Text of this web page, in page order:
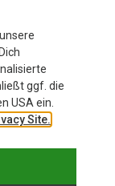
ggf. die
USA ein.
Site.